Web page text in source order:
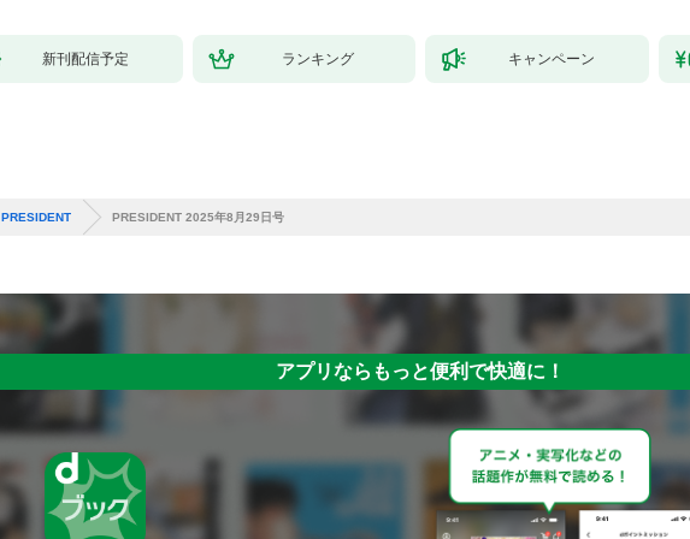
新刊配信予定 ランキング キャンペーン
PRESIDENT PRESIDENT 2025年8月29日号
アプリならもっと便利で快適に！